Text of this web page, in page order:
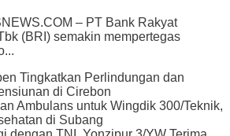
– PT Bank Rakyat
(BRI) semakin mempertegas